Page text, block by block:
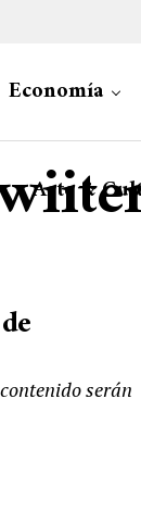
Economía
Arte &
serán